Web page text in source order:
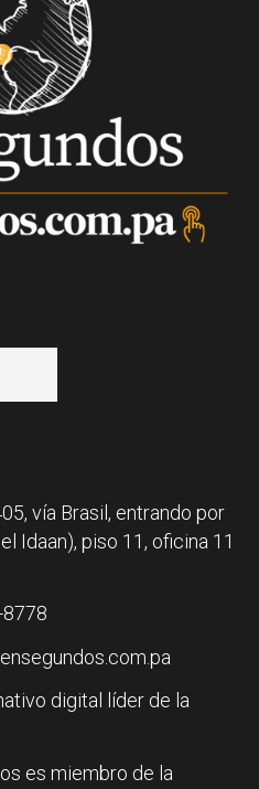
vía Brasil, entrando por
Idaan), piso 11, oficina 11
digital líder de la
es miembro de la